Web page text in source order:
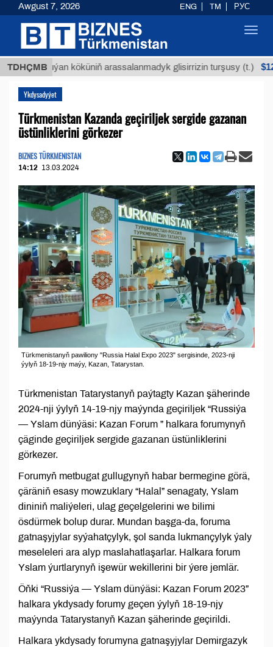
TDHÇMB
Buýan köküniň arassalanmadyk glisirrizin turşusy (t.) $12935,18
Ykdysadyýet
Türkmenistan Kazanda geçiriljek sergide gazanan
üstünliklerini görkezer
BIZNES TÜRKMENISTAN
14:12 13.03.2024
Türkmenistanyň pawiliony "Russia Halal Expo 2023" sergisinde, 2023-nji
ýylyň 18-19-njy maýy, Kazan, Tatarystan.
Türkmenistan Tatarystanyň paýtagty Kazan şäherinde
2024-nji ýylyň 14-19-njy maýynda geçiriljek “Russiýa
— Yslam dünýäsi: Kazan Forum ” halkara forumynyň
çäginde geçiriljek sergide gazanan üstünliklerini
görkezer.
Forumyň metbugat gullugynyň habar bermegine görä,
çäräniň esasy mowzuklary “Halal” senagaty, Yslam
dininiň maliýeleri, ulag geçelgelerini we bilimi
ösdürmek bolup durar. Mundan başga-da, foruma
gatnaşyjylar syýahatçylyk, şol sanda lukmançylyk ýaly
meseleleri ara alyp maslahatlaşarlar. Halkara forum
Yslam ýurtlarynyň işewür wekillerini bir ýere jemlär.
Öňki “Russiýa — Yslam dünýäsi: Kazan Forum 2023”
halkara ykdysady forumy geçen ýylyň 18-19-njy
maýynda Tatarystanyň Kazan şäherinde geçirildi.
Halkara ykdysady forumyna gatnaşyjylar Demirgazyk
Awgust 7, 2026 ENG TM РУС